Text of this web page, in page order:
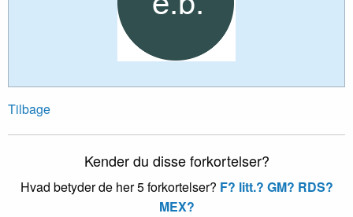
Tilbage
Kender du disse forkortelser?
Hvad betyder de her 5 forkortelser? F? litt.? GM? RDS?
MEX?